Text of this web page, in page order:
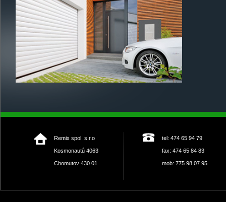
tel: 474 65 94 79
fax: 474 65 84 83
mob: 775 98 07 95
Remix spol. s.r.o
Kosmonautů 4063
Chomutov 430 01